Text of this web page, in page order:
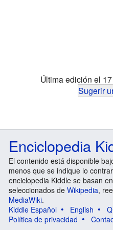
Última edición el
Sugerir
Enciclopedia
El contenido está disponible
menos que se indique lo
enciclopedia Kiddle se basan
seleccionados de Wikipedia,
MediaWiki.
Kiddle Español
English
Política de privacidad